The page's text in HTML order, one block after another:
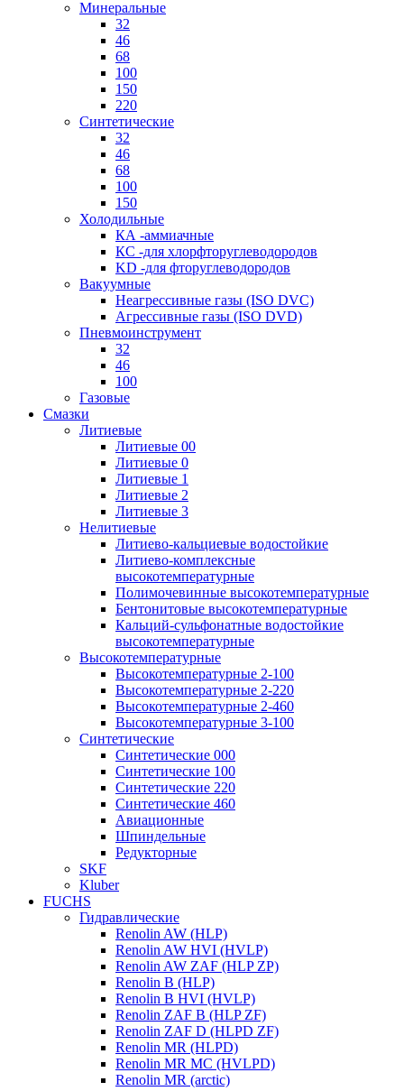
Минеральные
32
46
68
100
150
220
Синтетические
32
46
68
100
150
Холодильные
КА -аммиачные
КС -для хлорфторуглеводородов
KD -для фторуглеводородов
Вакуумные
Неагрессивные газы (ISO DVC)
Агрессивные газы (ISO DVD)
Пневмоинструмент
32
46
100
Газовые
Смазки
Литиевые
Литиевые 00
Литиевые 0
Литиевые 1
Литиевые 2
Литиевые 3
Нелитиевые
Литиево-кальциевые водостойкие
Литиево-комплексные
высокотемпературные
Полимочевинные высокотемпературные
Бентонитовые высокотемпературные
Кальций-сульфонатные водостойкие
высокотемпературные
Высокотемпературные
Высокотемпературные 2-100
Высокотемпературные 2-220
Высокотемпературные 2-460
Высокотемпературные 3-100
Синтетические
Синтетические 000
Синтетические 100
Синтетические 220
Синтетические 460
Авиационные
Шпиндельные
Редукторные
SKF
Kluber
FUCHS
Гидравлические
Renolin AW (HLP)
Renolin AW HVI (HVLP)
Renolin AW ZAF (HLP ZP)
Renolin B (HLP)
Renolin B HVI (HVLP)
Renolin ZAF B (HLP ZF)
Renolin ZAF D (HLPD ZF)
Renolin MR (HLPD)
Renolin MR MC (HVLPD)
Renolin MR (arctic)